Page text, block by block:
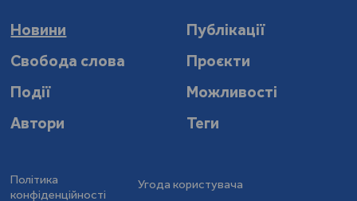
Новини
Публікації
Свобода слова
Проєкти
Події
Можливості
Автори
Теги
Політика
конфіденційності
Угода користувача